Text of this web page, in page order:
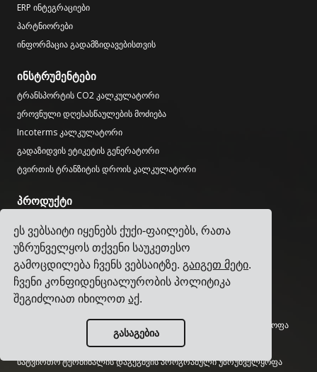
ეს ვებსაიტი იყენებს ქუქი-ფაილებს, რათა
უზრუნველყოს თქვენი საუკეთესო
გამოცდილება ჩვენს ვებსაიტზე. გაიგეთ მეტი.
ჩვენი კონფიდენციალურობის პოლიტიკა
შეგიძლიათ იხილოთაქ.
გასაგებია
ERP ინტეგრაციები
პარტნიორები
ინფორმაცია გადამზიდავებისთვის
ინსტრუმენტები
ტრანსპორტის CO2 კალკულატორი
ეროვნული დღესასწაულების მოძიება
Incoterms კალკულატორი
გადაზიდვის ეტიკეტის გენერატორი
ტვირთის ტრანზიტის დროის კალკულატორი
პროდუქტი
ტვირთის ტარიფების მართვის პროგრამული უზრუნველყოფა
ტვირთის დამატებითი გადასახადების მართვის პროგრამული
უზრუნველყოფა
გადამზიდავის ინტეგრაციის პროგრამული უზრუნველყოფა
ტვირთის მართვის პროგრამული უზრუნველყოფა
მრავალი გადამზიდავის გადაზიდვის პროგრამული უზრუნველყოფა
მრავალი გადამზიდავის ტვირთის გადაზიდვის API
სატვირთო ტერმინალის დაგეგმვის პროგრამული უზრუნველყოფა